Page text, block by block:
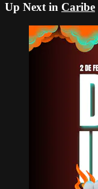
Up Next in Caribe